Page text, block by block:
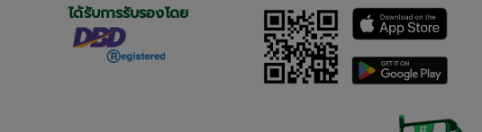
ได้รับการรับรองโดย